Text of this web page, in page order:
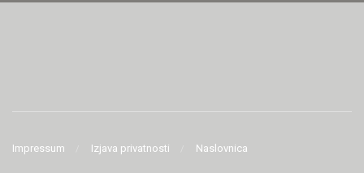
Impressum Izjava privatnosti Naslovnica